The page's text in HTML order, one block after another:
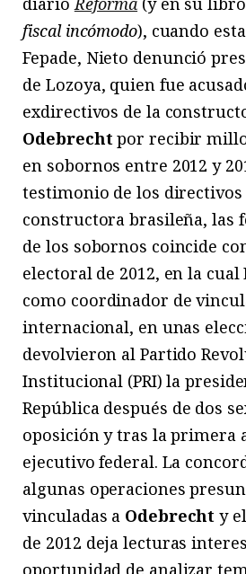
fiscal incómodo), cuando
Fepade, Nieto denunció
de Lozoya, quien fue
exdirectivos de la
Odebrechtpor recibir
en sobornos entre 2012 y
testimonio de los directivos
constructora brasileña, las
de los sobornos coincide
electoral de 2012, en la
como coordinador de
internacional, en unas
devolvieron al Partido
Institucional (PRI) la
República después de dos
oposición y tras la primera
ejecutivo federal. La
algunas operaciones
vinculadas a Odebrecht y
de 2012 deja lecturas